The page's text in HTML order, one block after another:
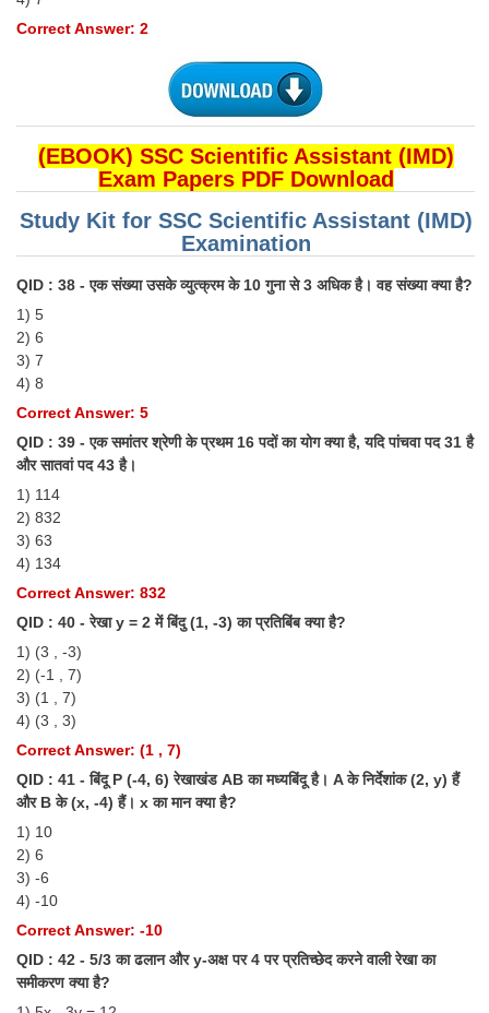
Correct Answer: 2
(EBOOK) SSC Scientific Assistant (IMD)
Exam Papers PDF Download
Study Kit for SSC Scientific Assistant (IMD)
Examination
QID : 38 - एक संख्या उसके व्युत्क्रम के 10 गुना से 3 अधिक है। वह संख्या क्या है?
1) 5
2) 6
3) 7
4) 8
Correct Answer: 5
QID : 39 - एक समांतर श्रेणी के प्रथम 16 पदों का योग क्या है, यदि पांचवा पद 31 है
और सातवां पद 43 है।
1) 114
2) 832
3) 63
4) 134
Correct Answer: 832
QID : 40 - रेखा y = 2 में बिंदु (1, -3) का प्रतिबिंब क्या है?
1) (3 , -3)
2) (-1 , 7)
3) (1 , 7)
4) (3 , 3)
Correct Answer: (1 , 7)
QID : 41 - बिंदू P (-4, 6) रेखाखंड AB का मध्यबिंदू है। A के निर्देशांक (2, y) हैं
और B के (x, -4) हैं। x का मान क्या है?
1) 10
2) 6
3) -6
4) -10
Correct Answer: -10
QID : 42 - 5/3 का ढलान और y-अक्ष पर 4 पर प्रतिच्छेद करने वाली रेखा का
समीकरण क्या है?